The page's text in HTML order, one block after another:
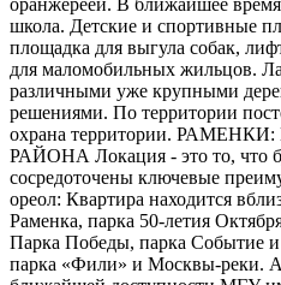
школа. Детские и спортивные
площадка для выгула собак,
для маломобильных жильцов.
различными уже крупными
решениями. По территории
охрана территории.
РАЙОНА Локация - это то, что
сосредоточены ключевые
ореол: Квартира находится
Раменка, парка 50-летия
Парка Победы, парка Событие
парка «Фили» и Москвы-реки.